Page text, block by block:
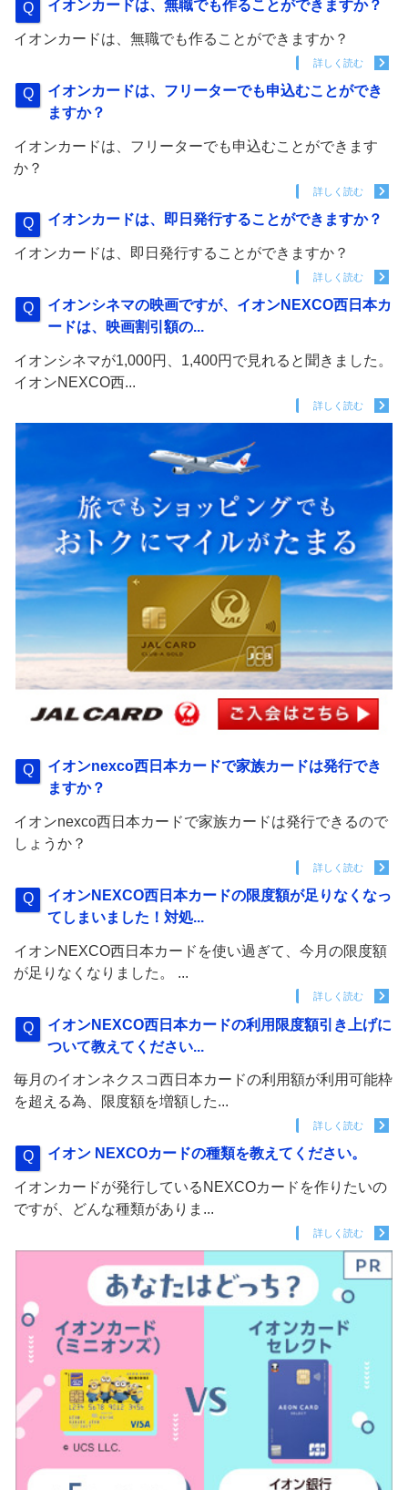
イオンカードは、無職でも作ることができますか？
イオンカードは、無職でも作ることができますか？
詳しく読む
イオンカードは、フリーターでも申込むことができ
ますか？
イオンカードは、フリーターでも申込むことができます
か？
詳しく読む
イオンカードは、即日発行することができますか？
イオンカードは、即日発行することができますか？
詳しく読む
イオンシネマの映画ですが、イオンNEXCO西日本カ
ードは、映画割引額の...
イオンシネマが1,000円、1,400円で見れると聞きました。
イオンNEXCO西...
詳しく読む
イオンnexco西日本カードで家族カードは発行でき
ますか？
イオンnexco西日本カードで家族カードは発行できるので
しょうか？
詳しく読む
イオンNEXCO西日本カードの限度額が足りなくなっ
てしまいました！対処...
イオンNEXCO西日本カードを使い過ぎて、今月の限度額
が足りなくなりました。 ...
詳しく読む
イオンNEXCO西日本カードの利用限度額引き上げに
ついて教えてください...
毎月のイオンネクスコ西日本カードの利用額が利用可能枠
を超える為、限度額を増額した...
詳しく読む
イオン NEXCOカードの種類を教えてください。
イオンカードが発行しているNEXCOカードを作りたいの
ですが、どんな種類がありま...
詳しく読む